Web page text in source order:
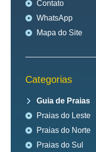
Contato
WhatsApp
Mapa do Site
Categorias
Guia de Praias
Praias do Leste
Praias do Norte
Praias do Sul